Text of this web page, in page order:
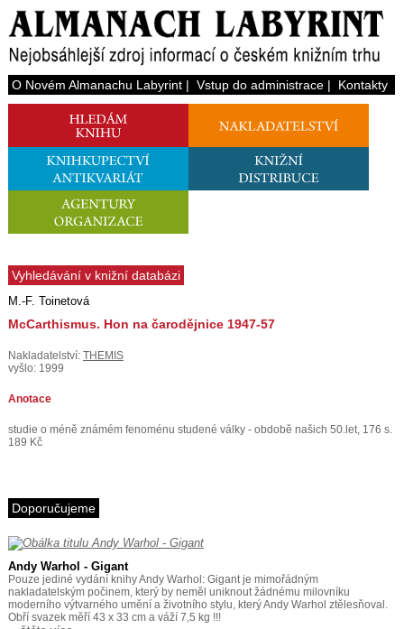
O Novém Almanachu Labyrint| Vstup do administrace| Kontakty
Vyhledávání v knižní databázi
M.-F. Toinetová
McCarthismus. Hon na čarodějnice 1947-57
Nakladatelství: THEMIS
vyšlo: 1999
Anotace
studie o méně známém fenoménu studené války - obdobě našich 50.let, 176 s.
189 Kč
Doporučujeme
Andy Warhol - Gigant
Pouze jediné vydání knihy Andy Warhol: Gigant je mimořádným
nakladatelským počinem, který by neměl uniknout žádnému milovníku
moderního výtvarného umění a životního stylu, který Andy Warhol ztělesňoval.
Obří svazek měří 43 x 33 cm a váží 7,5 kg !!!